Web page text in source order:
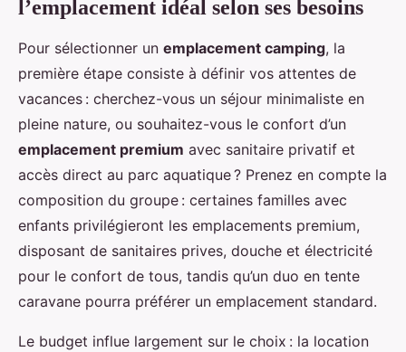
l’emplacement idéal selon ses besoins
Pour sélectionner un emplacement camping, la
première étape consiste à définir vos attentes de
vacances : cherchez-vous un séjour minimaliste en
pleine nature, ou souhaitez-vous le confort d’un
emplacement premium avec sanitaire privatif et
accès direct au parc aquatique ? Prenez en compte la
composition du groupe : certaines familles avec
enfants privilégieront les emplacements premium,
disposant de sanitaires prives, douche et électricité
pour le confort de tous, tandis qu’un duo en tente
caravane pourra préférer un emplacement standard.
Le budget influe largement sur le choix : la location